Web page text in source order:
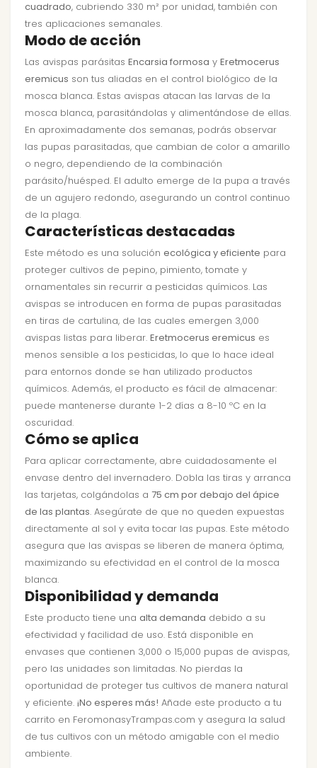
cuadrado, cubriendo 330 m² por unidad, también con
tres aplicaciones semanales.
Modo de acción
Las avispas parásitas Encarsia formosa y Eretmocerus
eremicus son tus aliadas en el control biológico de la
mosca blanca. Estas avispas atacan las larvas de la
mosca blanca, parasitándolas y alimentándose de ellas.
En aproximadamente dos semanas, podrás observar
las pupas parasitadas, que cambian de color a amarillo
o negro, dependiendo de la combinación
parásito/huésped. El adulto emerge de la pupa a través
de un agujero redondo, asegurando un control continuo
de la plaga.
Características destacadas
Este método es una solución ecológica y eficiente para
proteger cultivos de pepino, pimiento, tomate y
ornamentales sin recurrir a pesticidas químicos. Las
avispas se introducen en forma de pupas parasitadas
en tiras de cartulina, de las cuales emergen 3,000
avispas listas para liberar. Eretmocerus eremicus es
menos sensible a los pesticidas, lo que lo hace ideal
para entornos donde se han utilizado productos
químicos. Además, el producto es fácil de almacenar:
puede mantenerse durante 1-2 días a 8-10 ºC en la
oscuridad.
Cómo se aplica
Para aplicar correctamente, abre cuidadosamente el
envase dentro del invernadero. Dobla las tiras y arranca
las tarjetas, colgándolas a 75 cm por debajo del ápice
de las plantas. Asegúrate de que no queden expuestas
directamente al sol y evita tocar las pupas. Este método
asegura que las avispas se liberen de manera óptima,
maximizando su efectividad en el control de la mosca
blanca.
Disponibilidad y demanda
Este producto tiene una alta demanda debido a su
efectividad y facilidad de uso. Está disponible en
envases que contienen 3,000 o 15,000 pupas de avispas,
pero las unidades son limitadas. No pierdas la
oportunidad de proteger tus cultivos de manera natural
y eficiente. ¡No esperes más! Añade este producto a tu
carrito en FeromonasyTrampas.com y asegura la salud
de tus cultivos con un método amigable con el medio
ambiente.